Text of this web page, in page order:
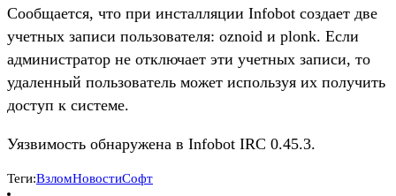
Сообщается, что при инсталляции Infobot создает две
учетных записи пользователя: oznoid и plonk. Если
администратор не отключает эти учетных записи, то
удаленный пользователь может используя их получить
доступ к системе.
Уязвимость обнаружена в Infobot IRC 0.45.3.
Теги:ВзломНовостиСофт